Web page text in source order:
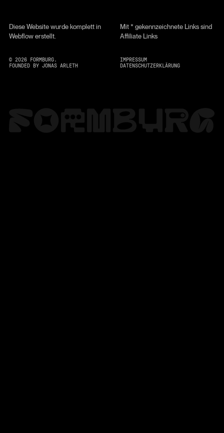
Diese Website wurde komplett in
Webflow erstellt.
Mit * gekennzeichnete Links sind
Affiliate Links
© 2026FORMBURG.
FOUNDED BY JONAS ARLETH
IMPRESSUM
DATENSCHUTZERKLÄRUNG